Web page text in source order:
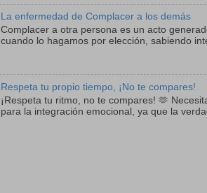
La enfermedad de Complacer a los demás
Complacer a otra persona es un acto
cuando lo hagamos por elección, sabiendo
Respeta tu propio tiempo, ¡No te compares!
¡Respeta tu ritmo, no te compares! 🫶
para la integración emocional, ya que la